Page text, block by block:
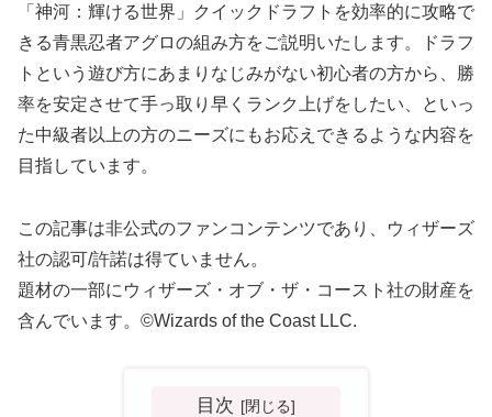
「神河：輝ける世界」クイックドラフトを効率的に攻略で
きる青黒忍者アグロの組み方をご説明いたします。ドラフ
トという遊び方にあまりなじみがない初心者の方から、勝
率を安定させて手っ取り早くランク上げをしたい、といっ
た中級者以上の方のニーズにもお応えできるような内容を
目指しています。
この記事は非公式のファンコンテンツであり、ウィザーズ
社の認可/許諾は得ていません。
題材の一部にウィザーズ・オブ・ザ・コースト社の財産を
含んでいます。©Wizards of the Coast LLC.
目次